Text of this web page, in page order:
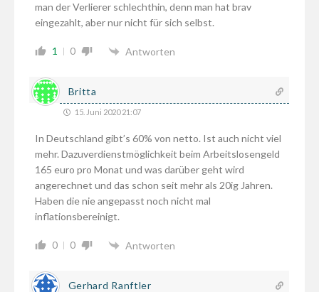
man der Verlierer schlechthin, denn man hat brav
eingezahlt, aber nur nicht für sich selbst.
1 0 Antworten
Britta
15. Juni 2020 21:07
In Deutschland gibt’s 60% von netto. Ist auch nicht viel
mehr. Dazuverdienstmöglichkeit beim Arbeitslosengeld
165 euro pro Monat und was darüber geht wird
angerechnet und das schon seit mehr als 20ig Jahren.
Haben die nie angepasst noch nicht mal
inflationsbereinigt.
0 0 Antworten
Gerhard Ranftler